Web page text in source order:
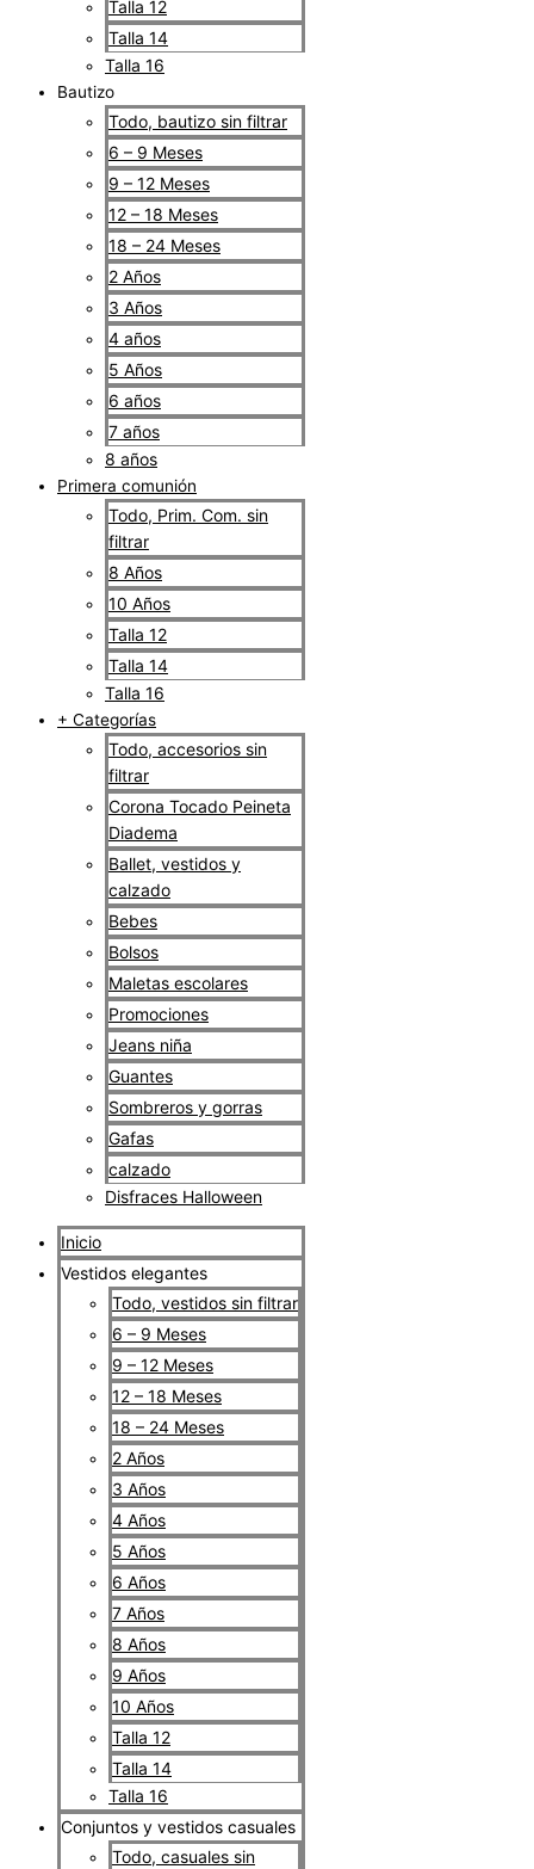
Talla 12
Talla 14
Talla 16
Bautizo
Todo, bautizo sin filtrar
6 – 9 Meses
9 – 12 Meses
12 – 18 Meses
18 – 24 Meses
2 Años
3 Años
4 años
5 Años
6 años
7 años
8 años
Primera comunión
Todo, Prim. Com. sin
filtrar
8 Años
10 Años
Talla 12
Talla 14
Talla 16
+ Categorías
Todo, accesorios sin
filtrar
Corona Tocado Peineta
Diadema
Ballet, vestidos y
calzado
Bebes
Bolsos
Maletas escolares
Promociones
Jeans niña
Guantes
Sombreros y gorras
Gafas
calzado
Disfraces Halloween
Inicio
Vestidos elegantes
Todo, vestidos sin filtrar
6 – 9 Meses
9 – 12 Meses
12 – 18 Meses
18 – 24 Meses
2 Años
3 Años
4 Años
5 Años
6 Años
7 Años
8 Años
9 Años
10 Años
Talla 12
Talla 14
Talla 16
Conjuntos y vestidos casuales
Todo, casuales sin